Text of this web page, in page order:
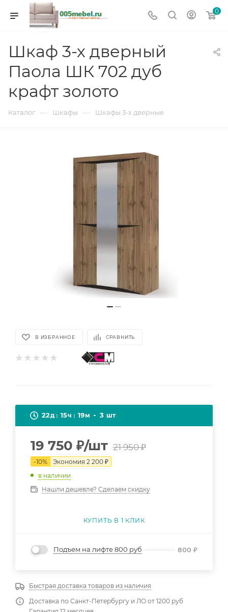
0
Шкаф 3-х дверный
Паола ШК 702 дуб
крафт золото
Каталог — Шкафы — Шкафы 3-х дверные
В ИЗБРАННОЕ СРАВНИТЬ
22д 15ч 19м 3 шт
19 750 ₽/шт 21 950₽
-10% Экономия 2 200 ₽
в наличии
Нашли дешевле? Сделаем скидку
КУПИТЬ В 1 КЛИК
Подъем на лифте 800 руб 800 ₽
Быстрая доставка товаров из наличия
Доставка по Санкт-Петербургу и ЛО от 1200 руб